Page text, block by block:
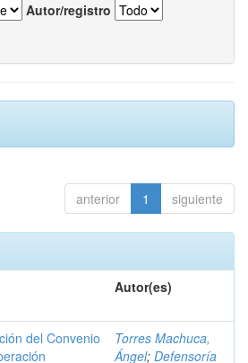
Autor/registro
anterior 1 siguiente
Autor(es)
del Convenio
Torres Machuca,
Ángel; Defensoría